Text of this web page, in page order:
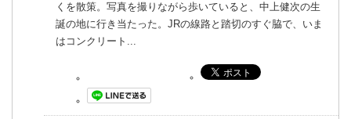
くを散策。写真を撮りながら歩いていると、中上健次の生
誕の地に行き当たった。JRの線路と踏切のすぐ脇で、いま
はコンクリート...